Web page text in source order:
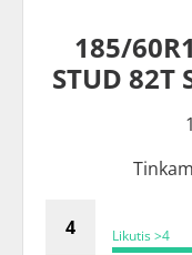
185/
STUD 82T
Likutis >4